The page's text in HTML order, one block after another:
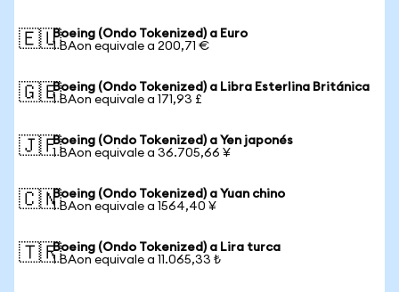
🇪🇺Boeing (Ondo Tokenized) a Euro
1 BAon equivale a 200,71 €
🇬🇧Boeing (Ondo Tokenized) a Libra Esterlina Británica
1 BAon equivale a 171,93 £
🇯🇵Boeing (Ondo Tokenized) a Yen japonés
1 BAon equivale a 36.705,66 ¥
🇨🇳Boeing (Ondo Tokenized) a Yuan chino
1 BAon equivale a 1564,40 ¥
🇹🇷Boeing (Ondo Tokenized) a Lira turca
1 BAon equivale a 11.065,33 ₺